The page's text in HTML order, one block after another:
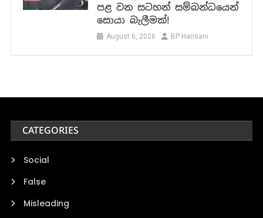
පළ වන සටහන් සම්බන්ධයෙන්
සොයා බැලීමක්!
August 6, 2026 BP Hansani
CATEGORIES
Social
False
Misleading